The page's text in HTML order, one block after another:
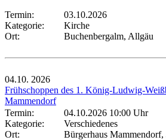
Termin:
03.10.2026
Kategorie:
Kirche
Ort:
Buchenbergalm, Allgäu
04.10. 2026
Frühschoppen des 1. König-Ludwig-
Mammendorf
Termin:
04.10.2026 10:00 Uhr
Kategorie:
Verschiedenes
Ort:
Bürgerhaus Mammendorf,